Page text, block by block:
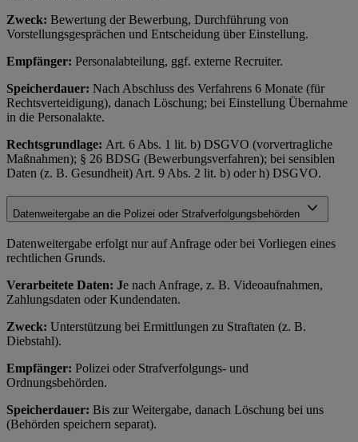
Zweck: Bewertung der Bewerbung, Durchführung von
Vorstellungsgesprächen und Entscheidung über Einstellung.
Empfänger: Personalabteilung, ggf. externe Recruiter.
Speicherdauer: Nach Abschluss des Verfahrens 6 Monate (für
Rechtsverteidigung), danach Löschung; bei Einstellung Übernahme
in die Personalakte.
Rechtsgrundlage: Art. 6 Abs. 1 lit. b) DSGVO (vorvertragliche
Maßnahmen); § 26 BDSG (Bewerbungsverfahren); bei sensiblen
Daten (z. B. Gesundheit) Art. 9 Abs. 2 lit. b) oder h) DSGVO.
Datenweitergabe an die Polizei oder Strafverfolgungsbehörden
Datenweitergabe erfolgt nur auf Anfrage oder bei Vorliegen eines
rechtlichen Grunds.
Verarbeitete Daten: Je nach Anfrage, z. B. Videoaufnahmen,
Zahlungsdaten oder Kundendaten.
Zweck: Unterstützung bei Ermittlungen zu Straftaten (z. B.
Diebstahl).
Empfänger: Polizei oder Strafverfolgungs- und
Ordnungsbehörden.
Speicherdauer: Bis zur Weitergabe, danach Löschung bei uns
(Behörden speichern separat).